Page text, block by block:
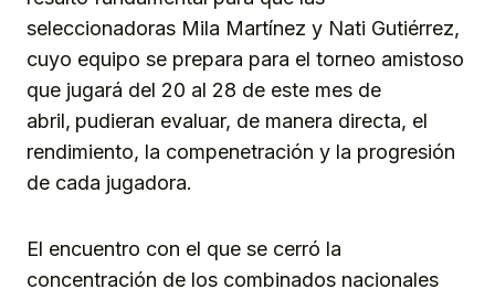
seleccionadoras Mila Martínez y Nati Gutiérrez,
cuyo equipo se prepara para el torneo amistoso
que jugará del 20 al 28 de este mes de
abril, pudieran evaluar, de manera directa, el
rendimiento, la compenetración y la progresión
de cada jugadora.
El encuentro con el que se cerró la
concentración de los combinados nacionales